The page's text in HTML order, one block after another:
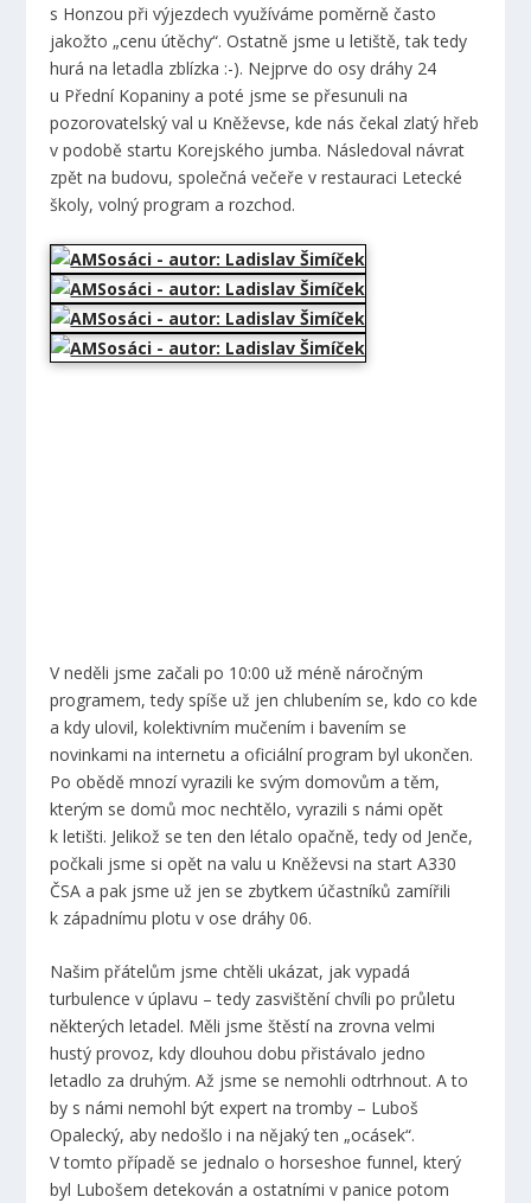
s Honzou při výjezdech využíváme poměrně často
jakožto „cenu útěchy“. Ostatně jsme u letiště, tak tedy
hurá na letadla zblízka :-). Nejprve do osy dráhy 24
u Přední Kopaniny a poté jsme se přesunuli na
pozorovatelský val u Kněževse, kde nás čekal zlatý hřeb
v podobě startu Korejského jumba. Následoval návrat
zpět na budovu, společná večeře v restauraci Letecké
školy, volný program a rozchod.
V neděli jsme začali po 10:00 už méně náročným
programem, tedy spíše už jen chlubením se, kdo co kde
a kdy ulovil, kolektivním mučením i bavením se
novinkami na internetu a oficiální program byl ukončen.
Po obědě mnozí vyrazili ke svým domovům a těm,
kterým se domů moc nechtělo, vyrazili s námi opět
k letišti. Jelikož se ten den létalo opačně, tedy od Jenče,
počkali jsme si opět na valu u Kněževsi na start A330
ČSA a pak jsme už jen se zbytkem účastníků zamířili
k západnímu plotu v ose dráhy 06.
Našim přátelům jsme chtěli ukázat, jak vypadá
turbulence v úplavu – tedy zasvištění chvíli po průletu
některých letadel. Měli jsme štěstí na zrovna velmi
hustý provoz, kdy dlouhou dobu přistávalo jedno
letadlo za druhým. Až jsme se nemohli odtrhnout. A to
by s námi nemohl být expert na tromby – Luboš
Opalecký, aby nedošlo i na nějaký ten „ocásek“.
V tomto případě se jednalo o horseshoe funnel, který
byl Lubošem detekován a ostatními v panice potom